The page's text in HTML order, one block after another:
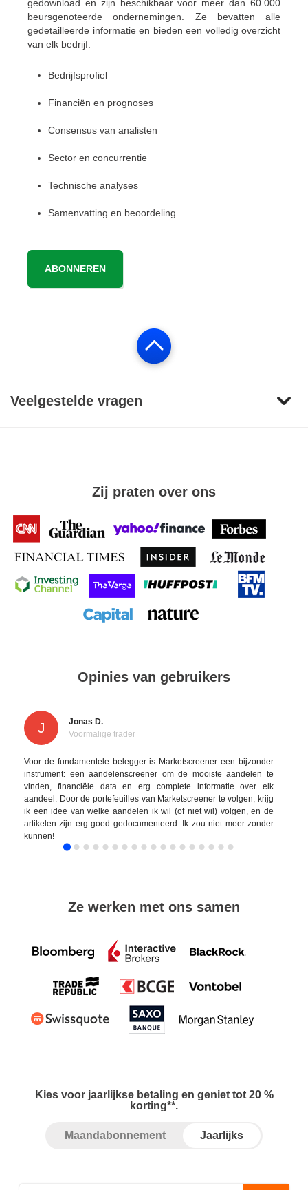
gedownload en zijn beschikbaar voor meer dan 60.000
beursgenoteerde ondernemingen. Ze bevatten alle
gedetailleerde informatie en bieden een volledig overzicht
van elk bedrijf:
Bedrijfsprofiel
Financiën en prognoses
Consensus van analisten
Sector en concurrentie
Technische analyses
Samenvatting en beoordeling
ABONNEREN
Veelgestelde vragen
Zij praten over ons
Opinies van gebruikers
J
Jonas D.
Voormalige trader
Voor de fundamentele belegger is Marketscreener een bijzonder
instrument: een aandelenscreener om de mooiste aandelen te
vinden, financiële data en erg complete informatie over elk
aandeel. Door de portefeuilles van Marketscreener te volgen, krijg
ik een idee van welke aandelen ik wil (of niet wil) volgen, en de
artikelen zijn erg goed gedocumenteerd. Ik zou niet meer zonder
kunnen!
Ze werken met ons samen
Kies voor jaarlijkse betaling en geniet tot 20 %
korting**.
Maandabonnement Jaarlijks